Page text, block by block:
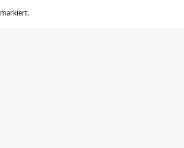
markiert.